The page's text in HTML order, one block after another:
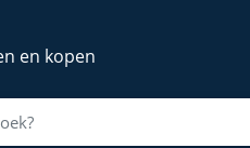
en kopen